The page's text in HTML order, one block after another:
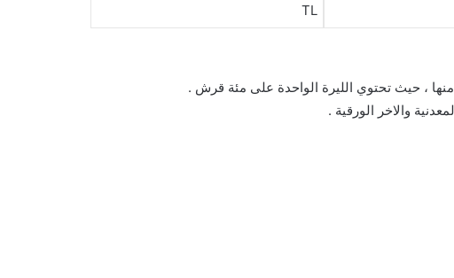
TL
منها ، حيث تحتوي الليرة الواحدة على مئة قرش .
والاخر الورقية .